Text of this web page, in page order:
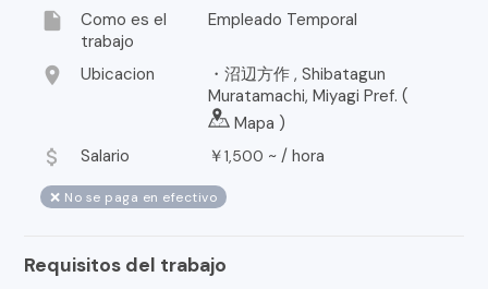
insert_drive_file
Como es el
trabajo
Empleado Temporal
location_on Ubicacion
・沼辺方作 , Shibatagun
Muratamachi, Miyagi Pref. (
Mapa )
attach_money Salario ￥1,500 ~ / hora
❌ No se paga en efectivo
Requisitos del trabajo